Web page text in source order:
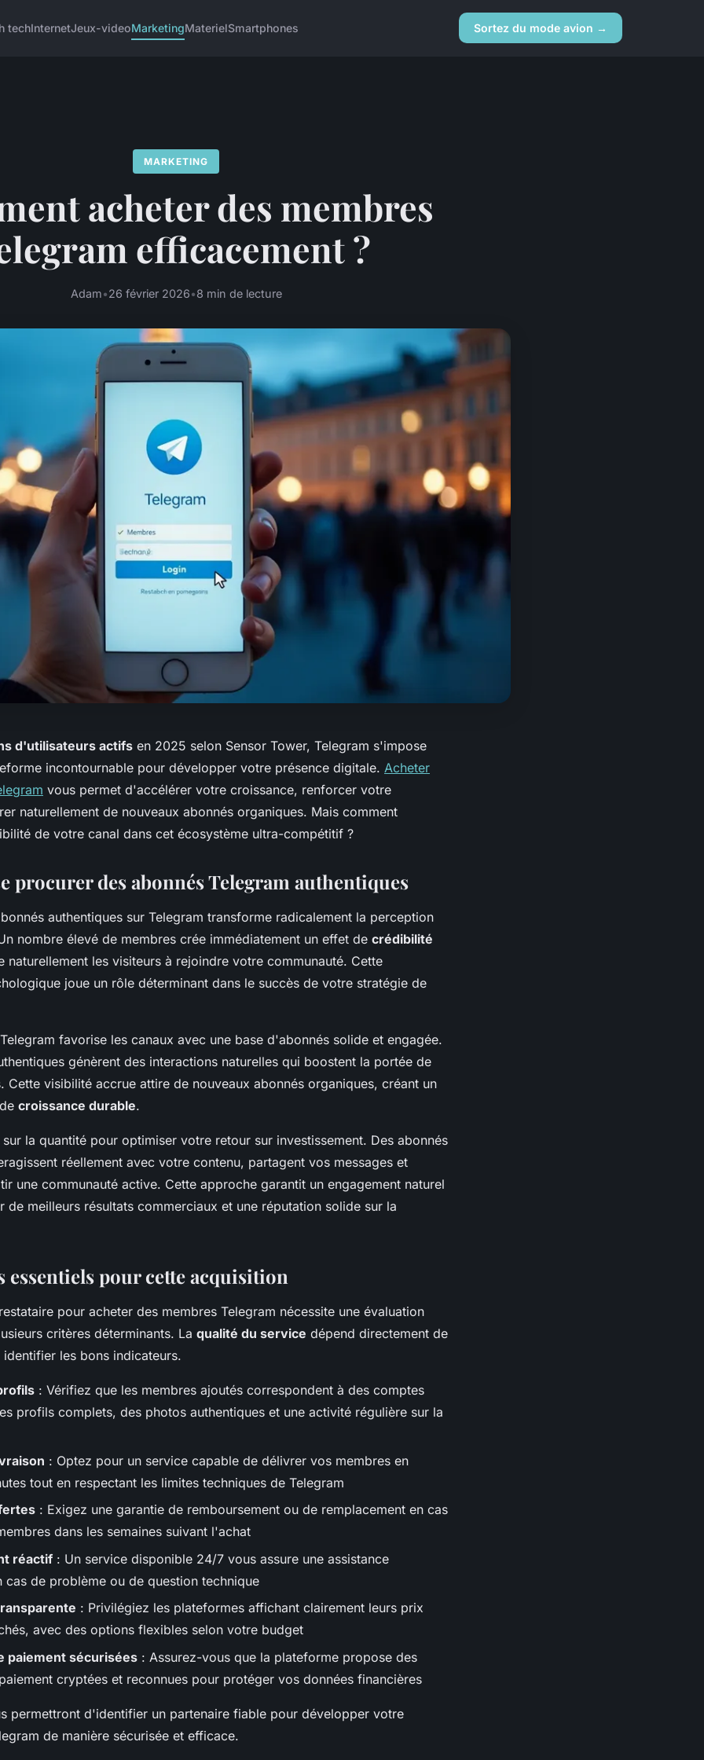
techInternetJeux-videoMarketingMaterielSmartphones Sortez du mode avion →
MARKETING
acheter des membres
efficacement ?
Adam•26 février 2026•8 min de lecture
d'utilisateurs actifs en 2025 selon Sensor Tower, Telegram s'impose
incontournable pour développer votre présence digitale. Acheter
vous permet d'accélérer votre croissance, renforcer votre
naturellement de nouveaux abonnés organiques. Mais comment
de votre canal dans cet écosystème ultra-compétitif ?
procurer des abonnés Telegram authentiques
authentiques sur Telegram transforme radicalement la perception
nombre élevé de membres crée immédiatement un effet de crédibilité
naturellement les visiteurs à rejoindre votre communauté. Cette
joue un rôle déterminant dans le succès de votre stratégie de
favorise les canaux avec une base d'abonnés solide et engagée.
génèrent des interactions naturelles qui boostent la portée de
Cette visibilité accrue attire de nouveaux abonnés organiques, créant un
croissance durable.
la quantité pour optimiser votre retour sur investissement. Des abonnés
réellement avec votre contenu, partagent vos messages et
une communauté active. Cette approche garantit un engagement naturel
de meilleurs résultats commerciaux et une réputation solide sur la
essentiels pour cette acquisition
pour acheter des membres Telegram nécessite une évaluation
critères déterminants. La qualité du service dépend directement de
les bons indicateurs.
: Vérifiez que les membres ajoutés correspondent à des comptes
profils complets, des photos authentiques et une activité régulière sur la
: Optez pour un service capable de délivrer vos membres en
tout en respectant les limites techniques de Telegram
: Exigez une garantie de remboursement ou de remplacement en cas
dans les semaines suivant l'achat
réactif : Un service disponible 24/7 vous assure une assistance
cas de problème ou de question technique
: Privilégiez les plateformes affichant clairement leurs prix
avec des options flexibles selon votre budget
paiement sécurisées : Assurez-vous que la plateforme propose des
cryptées et reconnues pour protéger vos données financières
permettront d'identifier un partenaire fiable pour développer votre
de manière sécurisée et efficace.